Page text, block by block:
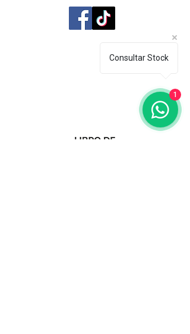
libreriaeditorialtrilobites@gmail.com
Consultar Stock
1